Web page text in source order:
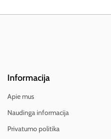
Informacija
Apie mus
Naudinga informacija
Privatumo politika